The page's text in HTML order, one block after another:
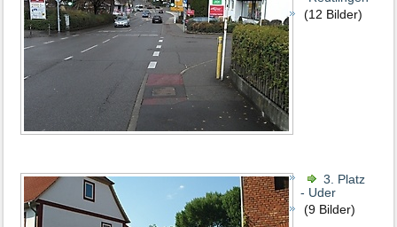
(12 Bilder)
3. Platz
- Uder
(9 Bilder)